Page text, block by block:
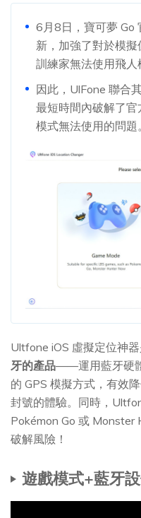
6月8日，寶可夢 Go
新，加強了對於模
訓練家無法使用飛人
因此，UlFone 聯合
最短時間內破解了
模式無法使用的問題。
Ultfone iOS 虛擬定位神
牙的產品——運用藍牙硬
的 GPS 模擬方式，有效
封號的體驗。同時，
Pokémon Go 或
破解風險！
遊戲模式+藍牙